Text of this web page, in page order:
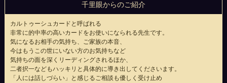
千里眼からのご紹介
カルトゥーシュカードと呼ばれる
非常に的中率の高いカードをお使いになられる先生です。
気になるお相手の気持ち、ご家族の本音、
今はもうこの世にいない方のお気持ちなど
気持ちの面を深くリーディングされるほか、
二者択一などもハッキリと具体的に導き出してくださいます。
「人には話しづらい」と感じるご相談も優しく受け止め